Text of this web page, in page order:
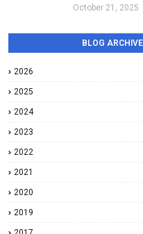
October 21, 2025
BLOG ARCHIVE
2026
2025
2024
2023
2022
2021
2020
2019